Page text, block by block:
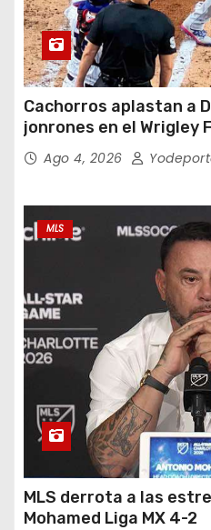
Cachorros aplastan a
jonrones en el Wrigley
Ago 4, 2026
MLS
MLS derrota a las
Mohamed Liga MX 4-2